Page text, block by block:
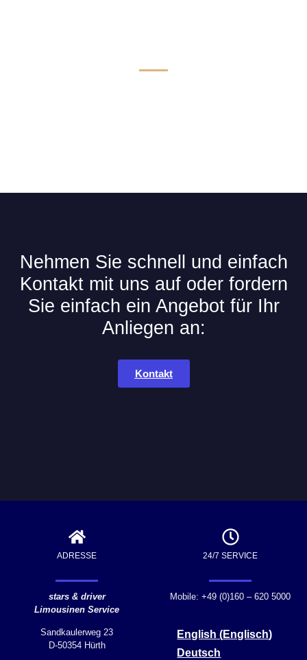
Nehmen Sie schnell und einfach
Kontakt mit uns auf oder fordern
Sie einfach ein Angebot für Ihr
Anliegen an:
Kontakt
ADRESSE
stars & driver
Limousinen Service
Sandkaulerweg 23
D-50354 Hürth
24/7 SERVICE
Mobile: +49 (0)160 – 620 5000
English (Englisch)
Deutsch